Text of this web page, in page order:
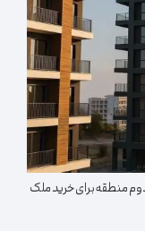
منطقه برای خرید ملک